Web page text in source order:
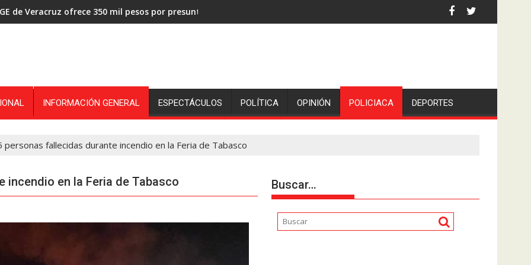
de Veracruz ofrece 350 mil pesos por presuntos asesinos de la comunicadora Avisack Douglas.
INFORMACIÓN GENERAL ESPECTÁCULOS POLÍTICA OPINIÓN POLICIACA DEPORTES
personas fallecidas durante incendio en la Feria de Tabasco
incendio en la Feria de Tabasco Buscar…